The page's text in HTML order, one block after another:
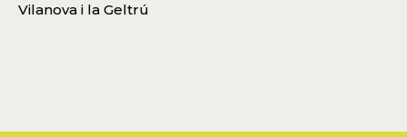
Vilanova i la Geltrú